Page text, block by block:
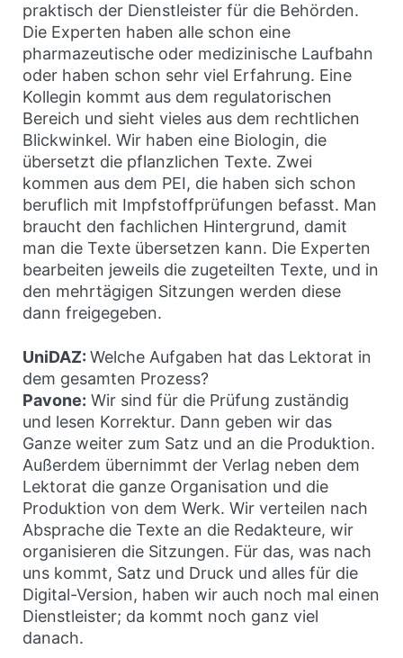
praktisch der Dienstleister für die Behörden.
Die Experten haben alle schon eine
pharmazeutische oder medizinische Laufbahn
oder haben schon sehr viel Erfahrung. Eine
Kollegin kommt aus dem regulatorischen
Bereich und sieht vieles aus dem rechtlichen
Blickwinkel. Wir haben eine Biologin, die
übersetzt die pflanzlichen Texte. Zwei
kommen aus dem PEI, die haben sich schon
beruflich mit Impfstoffprüfungen befasst. Man
braucht den fachlichen Hintergrund, damit
man die Texte übersetzen kann. Die Experten
bearbeiten jeweils die zugeteilten Texte, und in
den mehrtägigen Sitzungen werden diese
dann freigegeben.
UniDAZ: Welche Aufgaben hat das Lektorat in
dem gesamten Prozess?
Pavone: Wir sind für die Prüfung zuständig
und lesen Korrektur. Dann geben wir das
Ganze weiter zum Satz und an die Produktion.
Außerdem übernimmt der Verlag neben dem
Lektorat die ganze Organisation und die
Produktion von dem Werk. Wir verteilen nach
Absprache die Texte an die Redakteure, wir
organisieren die Sitzungen. Für das, was nach
uns kommt, Satz und Druck und alles für die
Digital-Version, haben wir auch noch mal einen
Dienstleister; da kommt noch ganz viel
danach.